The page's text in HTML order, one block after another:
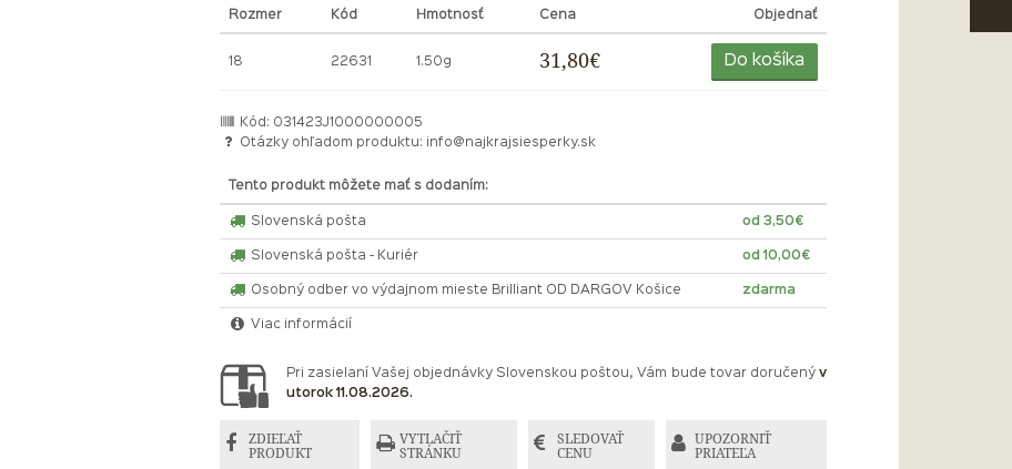
Rozmer Kód Hmotnosť Cena Objednať
18 22631 1.50g 31,80€ Do košíka
Kód: 031423J1000000005
Otázky ohľadom produktu:
info@najkrajsiesperky.sk
Tento produkt môžete mať s dodaním:
Slovenská pošta od 3,50€
Slovenská pošta - Kuriér od 10,00€
Osobný odber vo výdajnom mieste Brilliant OD DARGOV Košice zdarma
Viac informácií
Pri zasielaní Vašej objednávky Slovenskou poštou, Vám bude tovar doručený v
utorok 11.08.2026.
ZDIEĽAŤ
PRODUKT
VYTLAČIŤ
STRÁNKU
SLEDOVAŤ
CENU
UPOZORNIŤ
PRIATEĽA